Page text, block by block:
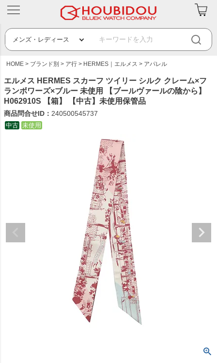
HOME ブランド別 ア行 HERMES｜エルメス アパレル
エルメス HERMES スカーフ ツイリー シルク クレーム×フ
ランボワーズ×ブルー 未使用 【ブールヴァールの陰から】
H062910S 【箱】 【中古】未使用保管品
商品問合せID： 240500545737
中古 未使用